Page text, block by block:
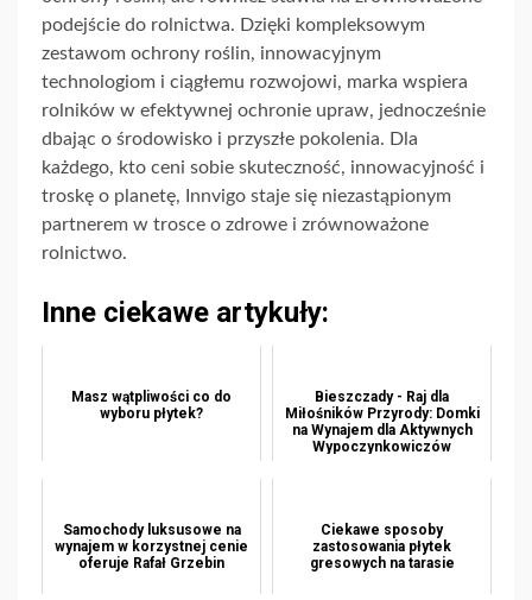
podejście do rolnictwa. Dzięki kompleksowym
zestawom ochrony roślin, innowacyjnym
technologiom i ciągłemu rozwojowi, marka wspiera
rolników w efektywnej ochronie upraw, jednocześnie
dbając o środowisko i przyszłe pokolenia. Dla
każdego, kto ceni sobie skuteczność, innowacyjność i
troskę o planetę, Innvigo staje się niezastąpionym
partnerem w trosce o zdrowe i zrównoważone
rolnictwo.
Inne ciekawe artykuły:
Masz wątpliwości co do
wyboru płytek?
Bieszczady - Raj dla
Miłośników Przyrody: Domki
na Wynajem dla Aktywnych
Wypoczynkowiczów
Samochody luksusowe na
wynajem w korzystnej cenie
oferuje Rafał Grzebin
Ciekawe sposoby
zastosowania płytek
gresowych na tarasie